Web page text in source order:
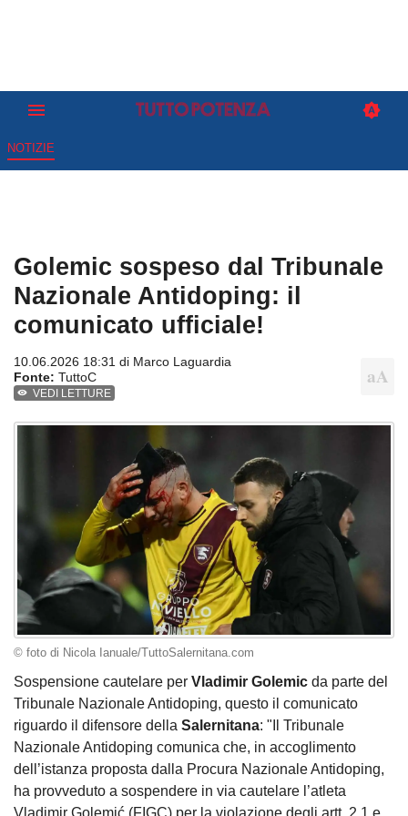
NOTIZIE
Golemic sospeso dal Tribunale
Nazionale Antidoping: il
comunicato ufficiale!
10.06.2026 18:31 di Marco Laguardia
Fonte: TuttoC
VEDI LETTURE
© foto di Nicola Ianuale/TuttoSalernitana.com
Sospensione cautelare per Vladimir Golemic da parte del
Tribunale Nazionale Antidoping, questo il comunicato
riguardo il difensore della Salernitana: "Il Tribunale
Nazionale Antidoping comunica che, in accoglimento
dell’istanza proposta dalla Procura Nazionale Antidoping,
ha provveduto a sospendere in via cautelare l’atleta
Vladimir Golemić (FIGC) per la violazione degli artt. 2.1 e